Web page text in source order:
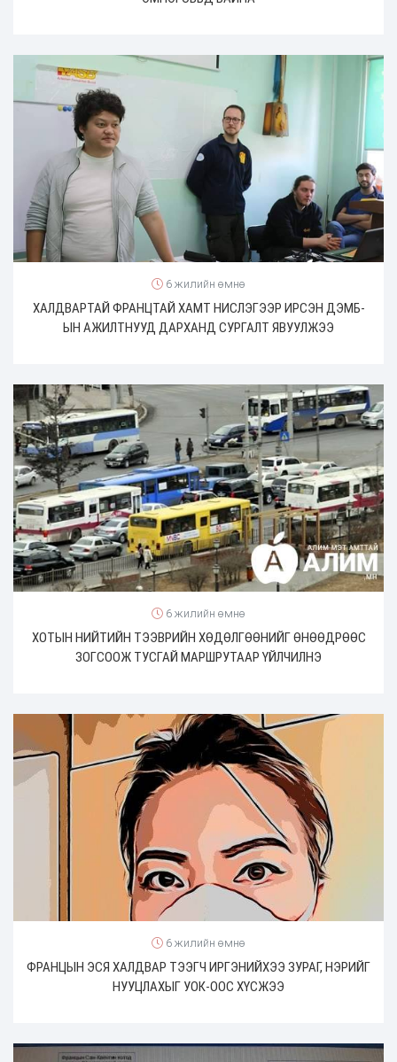
6 жилийн өмнө
ХАЛДВАРТАЙ ФРАНЦТАЙ ХАМТ НИСЛЭГЭЭР ИРСЭН ДЭМБ-
ЫН АЖИЛТНУУД ДАРХАНД СУРГАЛТ ЯВУУЛЖЭЭ
6 жилийн өмнө
ХОТЫН НИЙТИЙН ТЭЭВРИЙН ХӨДӨЛГӨӨНИЙГ ӨНӨӨДРӨӨС
ЗОГСООЖ ТУСГАЙ МАРШРУТААР ҮЙЛЧИЛНЭ
6 жилийн өмнө
ФРАНЦЫН ЭСЯ ХАЛДВАР ТЭЭГЧ ИРГЭНИЙХЭЭ ЗУРАГ, НЭРИЙГ
НУУЦЛАХЫГ УОК-ООС ХҮСЖЭЭ